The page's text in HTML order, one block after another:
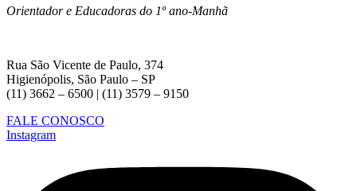
Orientador e Educadoras do 1º ano-Manhã
Rua São Vicente de Paulo, 374
Higienópolis, São Paulo – SP
(11) 3662 – 6500 | (11) 3579 – 9150
FALE CONOSCO
Instagram